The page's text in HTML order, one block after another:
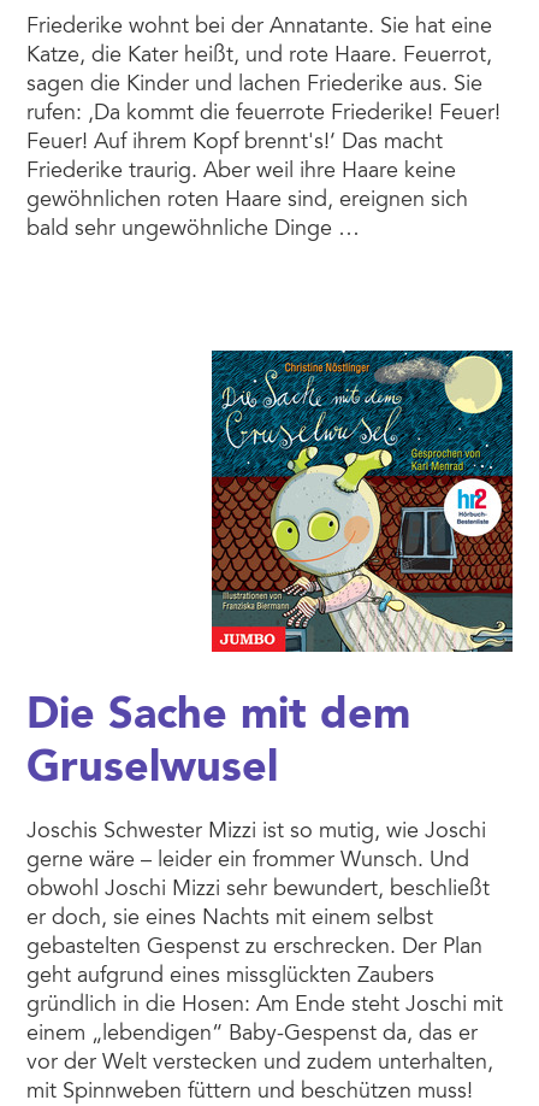
Friederike wohnt bei der Annatante. Sie hat eine
Katze, die Kater heißt, und rote Haare. Feuerrot,
sagen die Kinder und lachen Friederike aus. Sie
rufen: ,Da kommt die feuerrote Friederike! Feuer!
Feuer! Auf ihrem Kopf brennt's!‘ Das macht
Friederike traurig. Aber weil ihre Haare keine
gewöhnlichen roten Haare sind, ereignen sich
bald sehr ungewöhnliche Dinge …
Die Sache mit dem
Gruselwusel
Joschis Schwester Mizzi ist so mutig, wie Joschi
gerne wäre – leider ein frommer Wunsch. Und
obwohl Joschi Mizzi sehr bewundert, beschließt
er doch, sie eines Nachts mit einem selbst
gebastelten Gespenst zu erschrecken. Der Plan
geht aufgrund eines missglückten Zaubers
gründlich in die Hosen: Am Ende steht Joschi mit
einem „lebendigen“ Baby-Gespenst da, das er
vor der Welt verstecken und zudem unterhalten,
mit Spinnweben füttern und beschützen muss!